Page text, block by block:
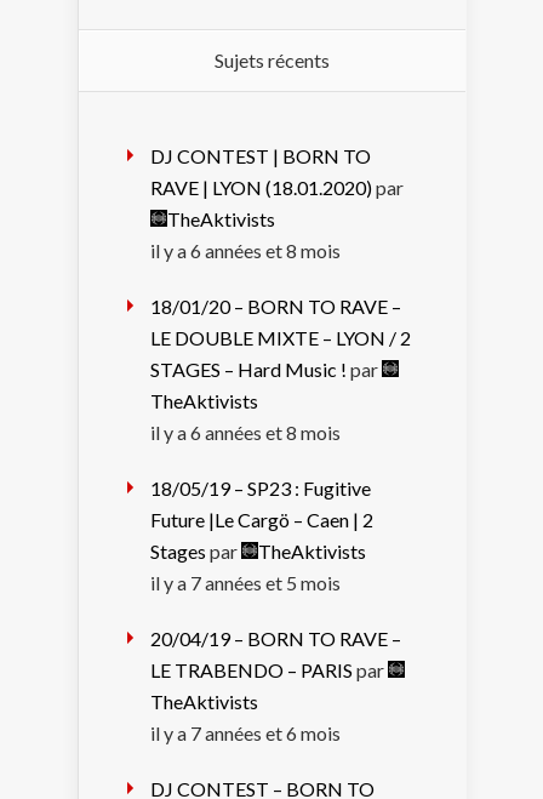
Sujets récents
DJ CONTEST | BORN TO
RAVE | LYON (18.01.2020)par
TheAktivists
il y a 6 années et 8 mois
18/01/20 – BORN TO RAVE –
LE DOUBLE MIXTE – LYON / 2
STAGES – Hard Music ! par
TheAktivists
il y a 6 années et 8 mois
18/05/19 – SP23 : Fugitive
Future |Le Cargö – Caen | 2
Stages par
TheAktivists
il y a 7 années et 5 mois
20/04/19 – BORN TO RAVE –
LE TRABENDO – PARIS par
TheAktivists
il y a 7 années et 6 mois
DJ CONTEST – BORN TO